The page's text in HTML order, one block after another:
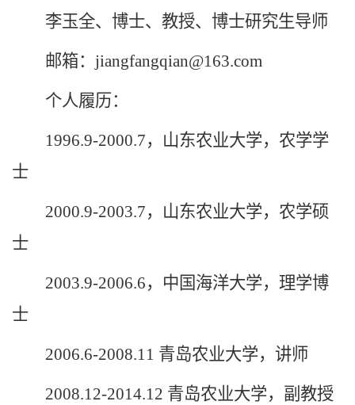
李玉全、博士、教授、博士研究生导师
邮箱：jiangfangqian@163.com
个人履历：
1996.9-2000.7，山东农业大学，农学学
士
2000.9-2003.7，山东农业大学，农学硕
士
2003.9-2006.6，中国海洋大学，理学博
士
2006.6-2008.11 青岛农业大学，讲师
2008.12-2014.12 青岛农业大学，副教授